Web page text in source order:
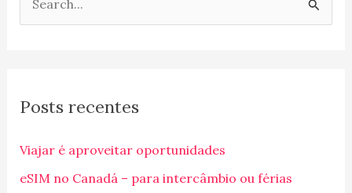
u
s
a
Posts recentes
Viajar é aproveitar oportunidades
eSIM no Canadá – para intercâmbio ou férias